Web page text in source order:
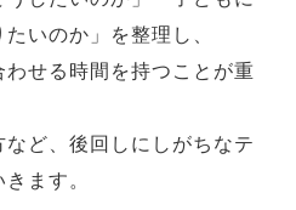
いのか」を整理し、
せる時間を持つことが重
ど、後回しにしがちなテ
ます。